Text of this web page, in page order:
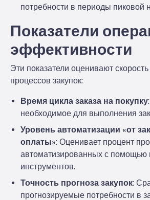
потребности в периоды пиковой
Показатели
эффективности
Эти показатели оценивают
процессов закупок:
Время цикла заказа на покупку
необходимое для выполнения
Уровень автоматизации «от
оплаты»: Оценивает процент
автоматизированных с
инструментов.
Точность прогноза закупок:
прогнозируемые потребности в